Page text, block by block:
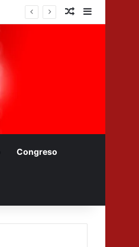
Nota aleatoria
Barra
Congreso